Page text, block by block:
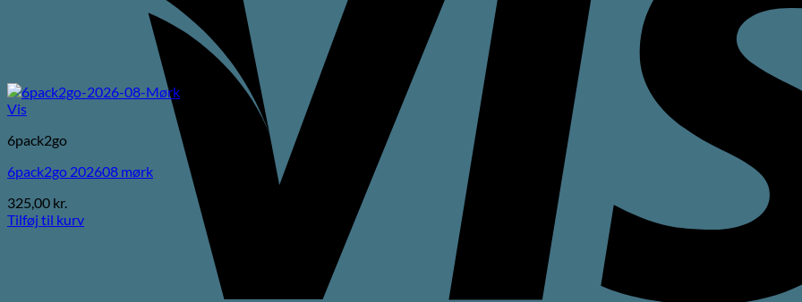
Vis
6pack2go
6pack2go 202608 mørk
325,00 kr.
Tilføj til kurv